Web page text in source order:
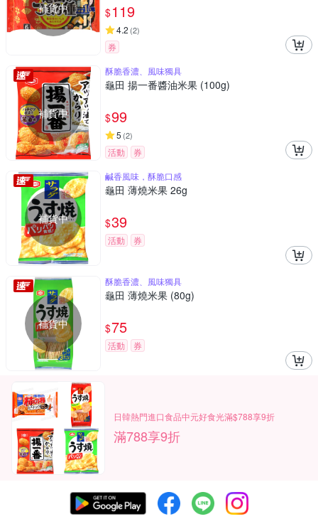
補貨中 $119
4.2 (2)
券
補貨中
酥脆香濃、風味獨具
龜田 揚一番醬油米果 (100g)
$99
5 (2)
活動 券
補貨中
鹹香風味，酥脆口感
龜田 薄燒米果 26g
$39
活動 券
補貨中
酥脆香濃、風味獨具
龜田 薄燒米果 (80g)
$75
活動 券
日韓熱門進口食品中元好食光滿$788享9折
滿788享9折